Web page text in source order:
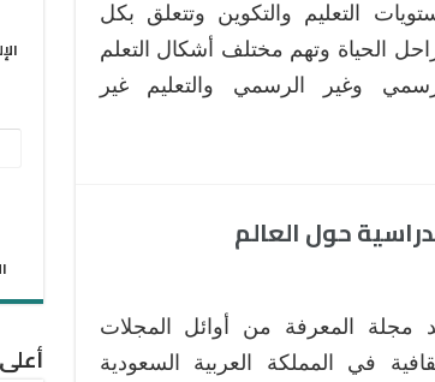
التعليم والتكوين وتتعلق بكل
الحياة وتهم مختلف أشكال التعلم
وغير الرسمي والتعليم غير
حول العالم
مجلة المعرفة من أوائل المجلات
في المملكة العربية السعودية